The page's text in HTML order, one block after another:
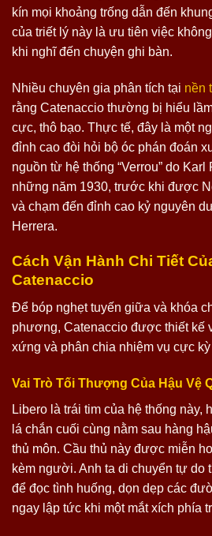
kín mọi khoảng trống dẫn đến
của triết lý này là ưu tiên việc
khi nghĩ đến chuyện ghi bàn.
Nhiều chuyên gia phân tích tại nền
rằng Catenaccio thường bị hiểu
cực, thô bạo. Thực tế, đây là một
đỉnh cao đòi hỏi bộ óc phán đoán
nguồn từ hệ thống “Verrou” do
những năm 1930, trước khi được
và chạm đến đỉnh cao kỷ nguyên
Herrera.
Cách Vận Hành Chi Tiết
Catenaccio
Để bóp nghẹt tuyến giữa và khóa
phương, Catenaccio được thiết kế
xứng và phân chia nhiệm vụ cực kỳ
Vai Trò Tối Thượng Của Hậu Vệ
Libero là trái tim của hệ thống này,
lá chắn cuối cùng nằm sau hàng
thủ môn. Cầu thủ này được miễn
kèm người. Anh ta di chuyển tự do
để đọc tình huống, dọn dẹp các
ngay lập tức khi một mắt xích phía